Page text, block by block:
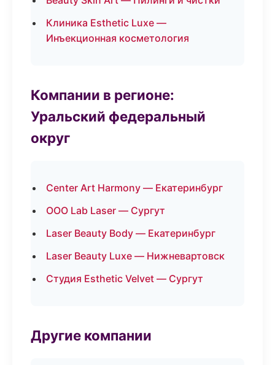
Клиника Esthetic Luxe —
Инъекционная косметология
Компании в регионе:
Уральский федеральный
округ
Center Art Harmony — Екатеринбург
ООО Lab Laser — Сургут
Laser Beauty Body — Екатеринбург
Laser Beauty Luxe — Нижневартовск
Студия Esthetic Velvet — Сургут
Другие компании